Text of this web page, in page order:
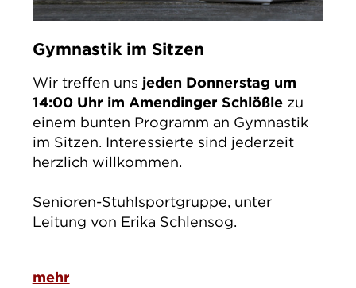
Gymnastik im Sitzen
Wir treffen uns jeden Donnerstag um
14:00 Uhr im Amendinger Schlößlezu
einem bunten Programm an Gymnastik
im Sitzen. Interessierte sind jederzeit
herzlich willkommen.
Senioren-Stuhlsportgruppe, unter
Leitung von Erika Schlensog.
mehr